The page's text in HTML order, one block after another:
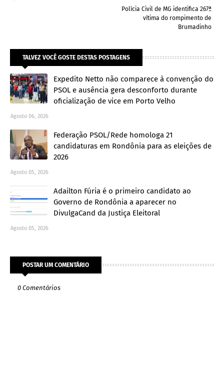
Polícia Civil de MG identifica 267ª
vítima do rompimento de
Brumadinho
TALVEZ VOCÊ GOSTE DESTAS POSTAGENS
Expedito Netto não comparece à convenção do
PSOL e ausência gera desconforto durante
oficialização de vice em Porto Velho
Agosto 06, 2026
Federação PSOL/Rede homologa 21
candidaturas em Rondônia para as eleições de
2026
Agosto 05, 2026
Adailton Fúria é o primeiro candidato ao
Governo de Rondônia a aparecer no
DivulgaCand da Justiça Eleitoral
Agosto 05, 2026
POSTAR UM COMENTÁRIO
0 Comentários